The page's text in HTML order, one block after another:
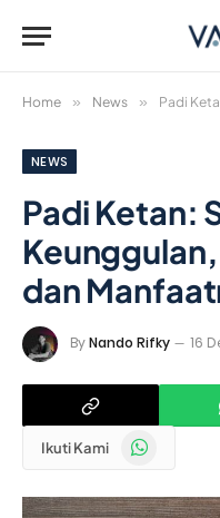
Home » News » Padi Ketan:
NEWS
Padi Ketan:
dan
ByNando Rifky 16
Ikuti Kami WhatsApp